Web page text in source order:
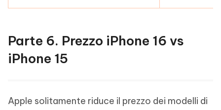
Parte 6. Prezzo iPhone 16 vs
iPhone 15
Apple solitamente riduce il prezzo dei modelli di